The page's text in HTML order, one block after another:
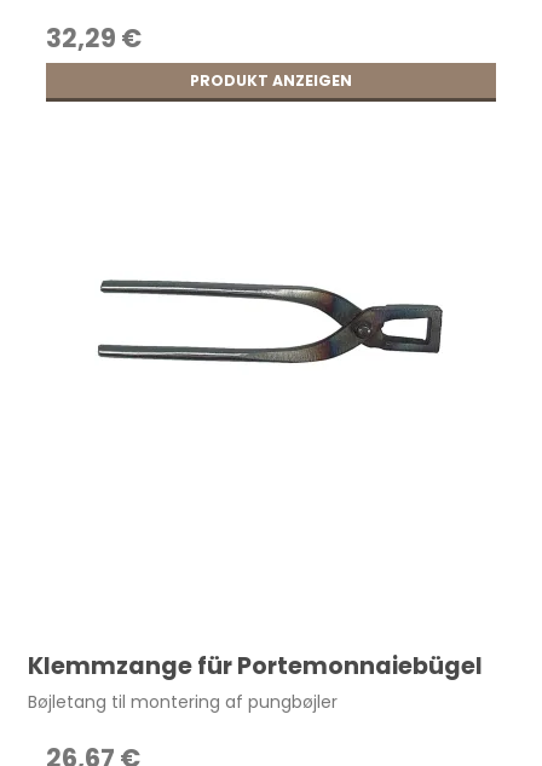
32,29 €
PRODUKT ANZEIGEN
Klemmzange für Portemonnaiebügel
Bøjletang til montering af pungbøjler
26,67 €